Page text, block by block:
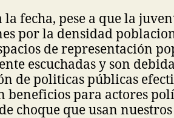
la fecha, pese a que la
por la densidad
de representación
escuchadas y son
de politicas públicas
beneficios para actores
choque que usan